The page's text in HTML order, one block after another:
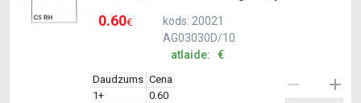
0.60€
kods: 20021
AG03030D/10
atlaide: €
Daudzums Cena
1+
0.60